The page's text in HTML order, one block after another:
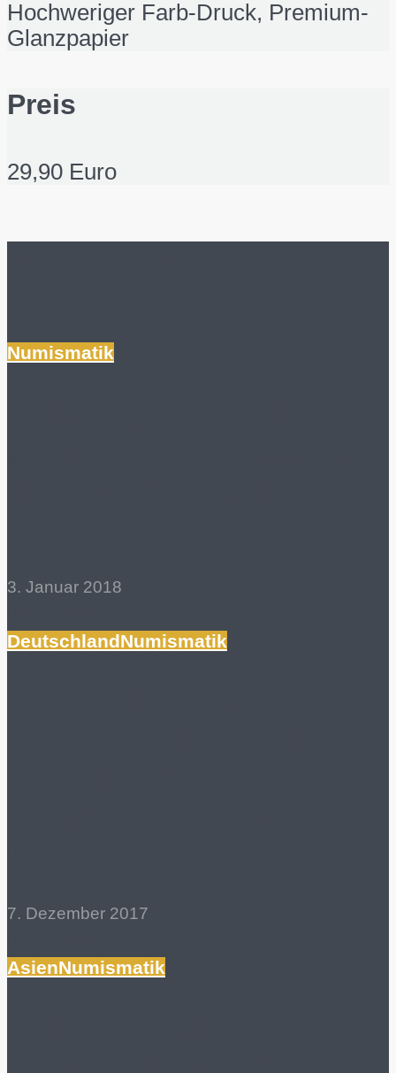
Hochweriger Farb-Druck, Premium-
Glanzpapier
Preis
29,90 Euro
Numismatik
3. Januar 2018
DeutschlandNumismatik
7. Dezember 2017
AsienNumismatik